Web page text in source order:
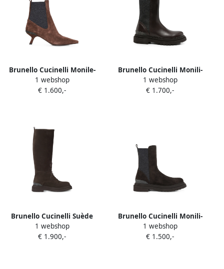
Brunello Cucinelli Monile-
embellished suede ankle
boots Bruin
1 webshop
€ 1.600,-
Brunello Cucinelli Monili-
embellished leather ankle
boots Bruin
1 webshop
€ 1.700,-
Brunello Cucinelli Suède
laarzen met verfraaid detail
Bruin
1 webshop
€ 1.900,-
Brunello Cucinelli Monili-
embellished suede boots
Bruin
1 webshop
€ 1.500,-